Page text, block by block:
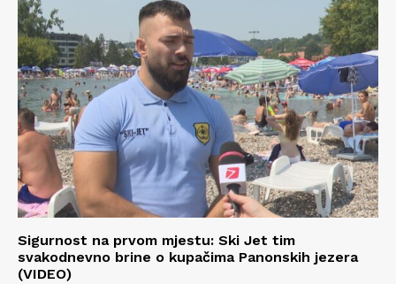
Sigurnost na prvom mjestu: Ski Jet tim
svakodnevno brine o kupačima Panonskih jezera
(VIDEO)